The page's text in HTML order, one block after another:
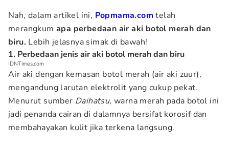
Nah, dalam artikel ini, Popmama.com telah
merangkumapa perbedaan air aki botol merah dan
biru. Lebih jelasnya simak di bawah!
1. Perbedaan jenis air aki botol merah dan biru
IDNTimes.com
Air aki dengan kemasan botol merah (air aki zuur),
mengandung larutan elektrolit yang cukup pekat.
Menurut sumber Daihatsu, warna merah pada botol ini
jadi penanda cairan di dalamnya bersifat korosif dan
membahayakan kulit jika terkena langsung.